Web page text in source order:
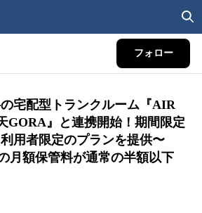
フォロー
宅配型トランクルーム『AIR
GORA』と連携開始！期間限定
用者限定のプランを提供〜
月額保管料が通常の半額以下